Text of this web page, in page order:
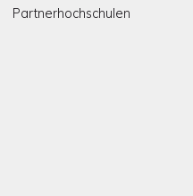
Partnerhochschulen